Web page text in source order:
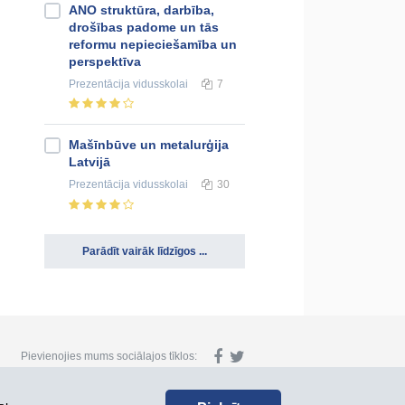
ANO struktūra, darbība,
drošības padome un tās
reformu nepieciešamība un
perspektīva
Prezentācija vidusskolai 7
Mašīnbūve un metalurģija
Latvijā
Prezentācija vidusskolai 30
Parādīt vairāk līdzīgos ...
Pievienojies mums sociālajos tīklos: